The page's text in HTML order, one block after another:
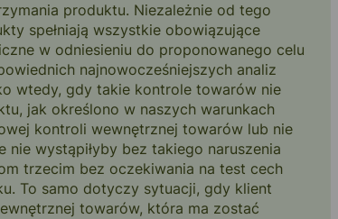
produktu. Niezależnie od tego
spełniają wszystkie obowiązujące
w odniesieniu do proponowanego celu
najnowocześniejszych analiz
wtedy, gdy takie kontrole towarów nie
jak określono w naszych warunkach
kontroli wewnętrznej towarów lub nie
wystąpiłyby bez takiego naruszenia
trzecim bez oczekiwania na test cech
To samo dotyczy sytuacji, gdy klient
towarów, która ma zostać